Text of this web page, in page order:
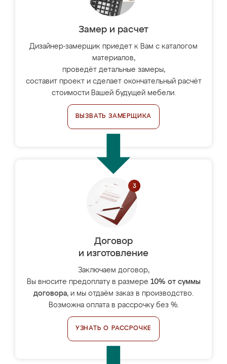
Замер и расчет
Дизайнер-замерщик приедет к Вам с каталогом
материалов,
проведёт детальные замеры,
составит проект и сделает окончательный расчёт
стоимости Вашей будущей мебели.
ВЫЗВАТЬ ЗАМЕРЩИКА
Договор
и изготовление
Заключаем договор,
Вы вносите предоплату в размере 10% от суммы
договора, и мы отдаём заказ в производство.
Возможна оплата в рассрочку без %.
УЗНАТЬ О РАССРОЧКЕ